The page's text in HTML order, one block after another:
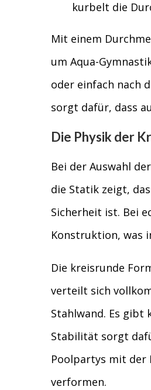
kurbelt die
Mit einem
um Aqua-
oder einfach nach
sorgt dafür, dass
Die Physik der
Bei der Auswahl
die Statik zeigt,
Sicherheit ist. Bei
Konstruktion, was
Die kreisrunde
verteilt sich
Stahlwand. Es gibt
Stabilität sorgt
Poolpartys mit der
verformen.